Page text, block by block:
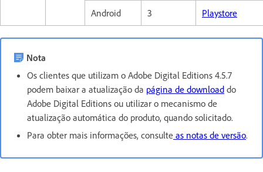
Android 3 Playstore
Nota
Os clientes que utilizam o Adobe Digital Editions 4.5.7
podem baixar a atualização da página de download do
Adobe Digital Editions ou utilizar o mecanismo de
atualização automática do produto, quando solicitado.
Para obter mais informações, consulte as notas de versão.